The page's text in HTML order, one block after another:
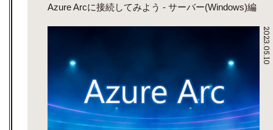
Azure Arcに接続してみよう - サーバー(Windows)編
2023.05.10